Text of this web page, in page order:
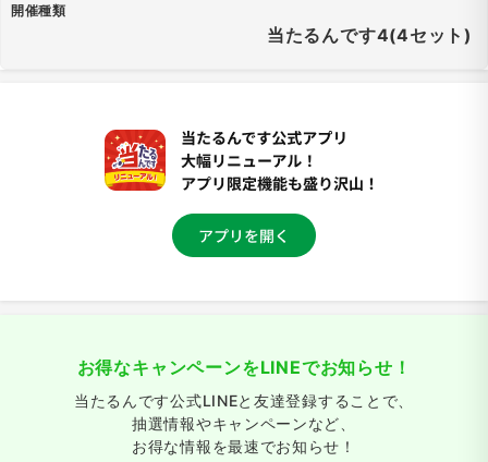
開催種類
当たるんです4(4セット)
お得なキャンペーンをLINEでお知らせ！
当たるんです公式LINEと友達登録することで、
抽選情報やキャンペーンなど、
お得な情報を最速でお知らせ！